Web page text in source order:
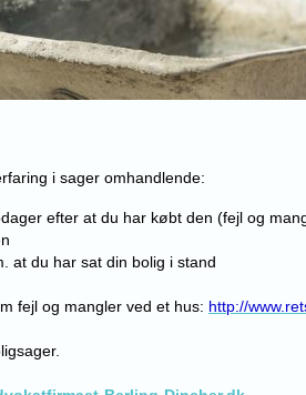
i sager omhandlende:
efter at du har købt den (fejl og
at du har sat din bolig i stand
fejl og mangler ved et hus: http://